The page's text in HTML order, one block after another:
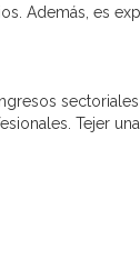
Además, es
Tejer